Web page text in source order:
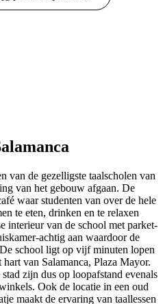
van de gezelligste taalscholen van
van het gebouw afgaan. De
waar studenten van over de hele
te eten, drinken en te relaxen
interieur van de school met parket-
achtig aan waardoor de
school ligt op vijf minuten lopen
van Salamanca, Plaza Mayor.
zijn dus op loopafstand evenals
Ook de locatie in een oud
maakt de ervaring van taallessen